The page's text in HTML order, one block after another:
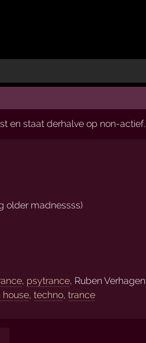
en staat derhalve op non-actief.
older madnessss)
, psytrance, Ruben
house,techno,trance